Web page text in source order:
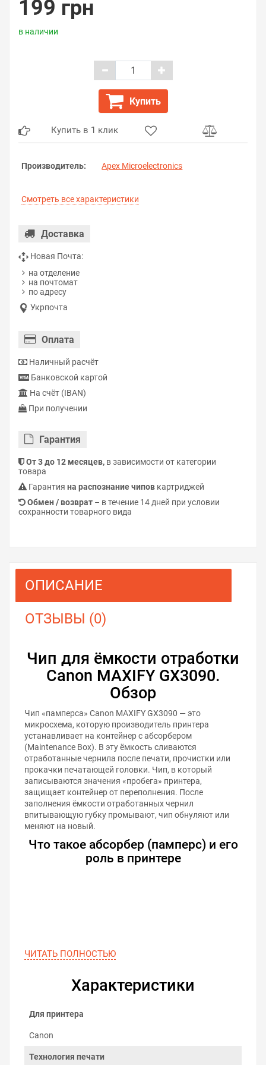
199 грн
в наличии
Купить
Купить в 1 клик
Производитель: Apex Microelectronics
Смотреть все характеристики
Доставка
Новая Почта:
на отделение
на почтомат
по адресу
Укрпочта
Оплата
Наличный расчёт
Банковской картой
На счёт (IBAN)
При получении
Гарантия
От 3 до 12 месяцев, в зависимости от категории
товара
Гарантия на распознание чипов картриджей
Обмен / возврат – в течение 14 дней при условии
сохранности товарного вида
ОПИСАНИЕ
ОТЗЫВЫ (0)
Чип для ёмкости отработки
Canon MAXIFY GX3090.
Обзор
Чип «памперса» Canon MAXIFY GX3090 — это
микросхема, которую производитель принтера
устанавливает на контейнер с абсорбером
(Maintenance Box). В эту ёмкость сливаются
отработанные чернила после печати, прочистки или
прокачки печатающей головки. Чип, в который
записываются значения «пробега» принтера,
защищает контейнер от переполнения. После
заполнения ёмкости отработанных чернил
впитывающую губку промывают, чип обнуляют или
меняют на новый.
Что такое абсорбер (памперс) и его
роль в принтере
ЧИТАТЬ ПОЛНОСТЬЮ
Характеристики
Для принтера
Canon
Технология печати